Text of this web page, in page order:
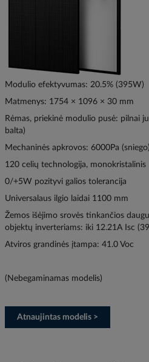
Modulio efektyvumas: 20.5% (395W)
Matmenys: 1754 × 1096 × 30 mm
Rėmas, priekinė modulio pusė: pilnai
balta)
Mechaninės apkrovos: 6000Pa
120 celių technologija, monokristalinis
0/+5W pozityvi galios tolerancija
Universalaus ilgio laidai 1100 mm
Žemos išėjimo srovės tinkančios
objektų inverteriams: iki 12.21A Isc
Atviros grandinės įtampa: 41.0 Voc
(Nebegaminamas modelis)
Atnaujintas modelis >